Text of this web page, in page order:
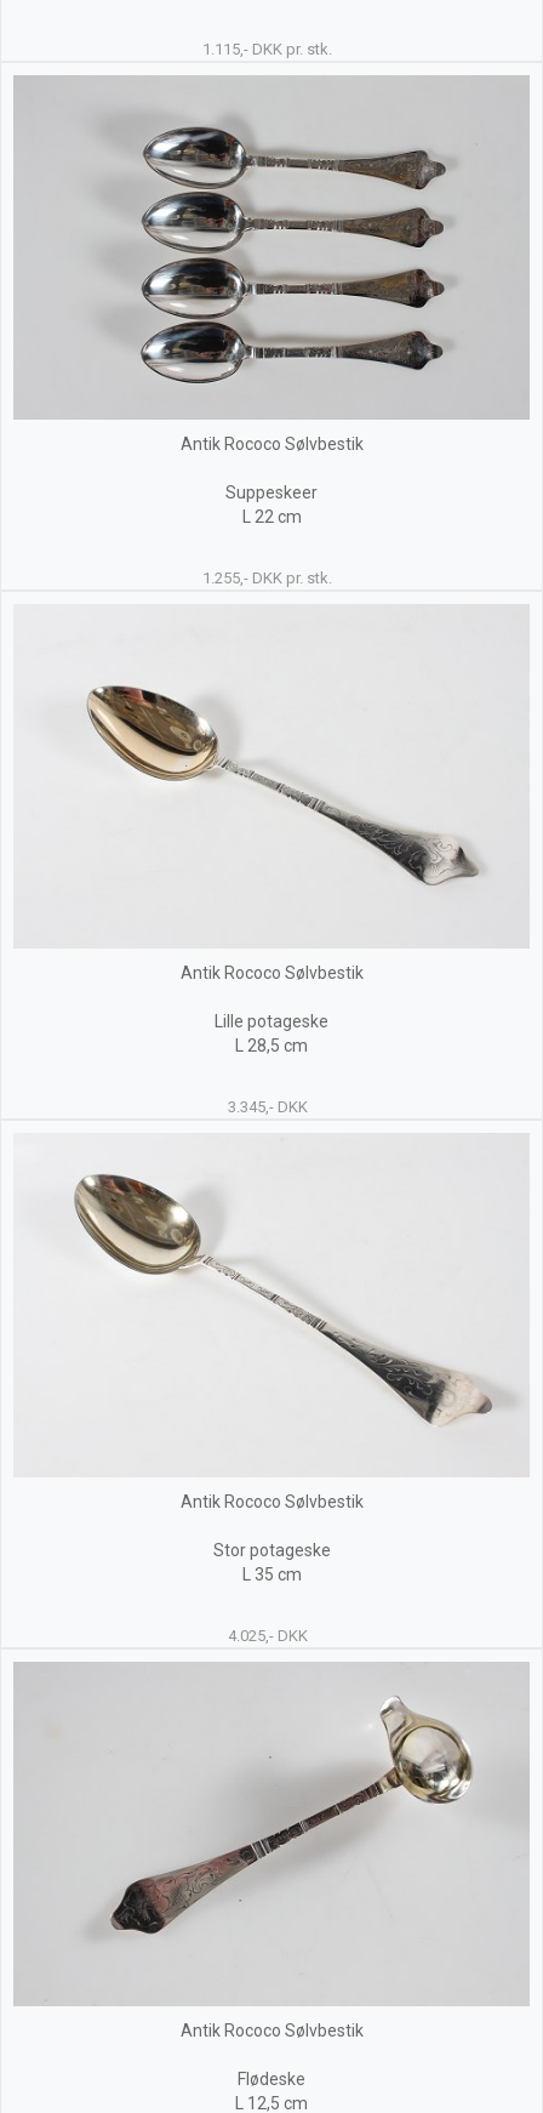
1.115,- DKK pr. stk.
Antik Rococo Sølvbestik
Suppeskeer
L 22 cm
1.255,- DKK pr. stk.
Antik Rococo Sølvbestik
Lille potageske
L 28,5 cm
3.345,- DKK
Antik Rococo Sølvbestik
Stor potageske
L 35 cm
4.025,- DKK
Antik Rococo Sølvbestik
Flødeske
L 12,5 cm